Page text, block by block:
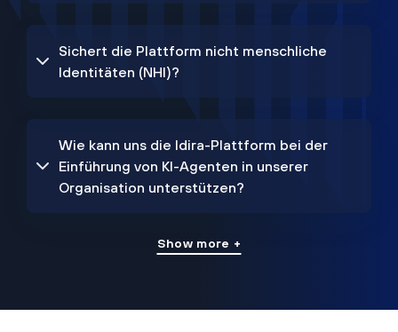
Sichert die Plattform nicht menschliche
Identitäten (NHI)?
Wie kann uns die Idira-Plattform bei der
Einführung von KI-Agenten in unserer
Organisation unterstützen?
Show more +